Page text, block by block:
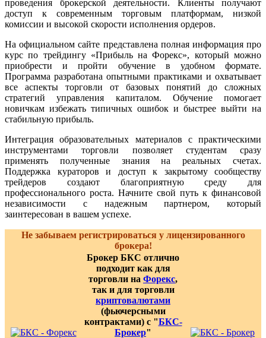
проведения брокерской деятельности. Клиенты получают
доступ к современным торговым платформам, низкой
комиссии и высокой скорости исполнения ордеров.
На официальном сайте представлена полная информация про
курс по трейдингу «Прибыль на Форекс», который можно
приобрести и пройти обучение в удобном формате.
Программа разработана опытными практиками и охватывает
все аспекты торговли от базовых понятий до сложных
стратегий управления капиталом. Обучение помогает
новичкам избежать типичных ошибок и быстрее выйти на
стабильную прибыль.
Интеграция образовательных материалов с практическими
инструментами торговли позволяет студентам сразу
применять полученные знания на реальных счетах.
Поддержка кураторов и доступ к закрытому сообществу
трейдеров создают благоприятную среду для
профессионального роста. Начните свой путь к финансовой
независимости с надежным партнером, который
заинтересован в вашем успехе.
Не забываем регистрироваться у лицензированного
брокера!
Брокер БКС отлично
подходит как для
торговли на Форекс,
так и для торговли
криптовалютами
(фьючерсными
контрактами) с "БКС-
Брокер"